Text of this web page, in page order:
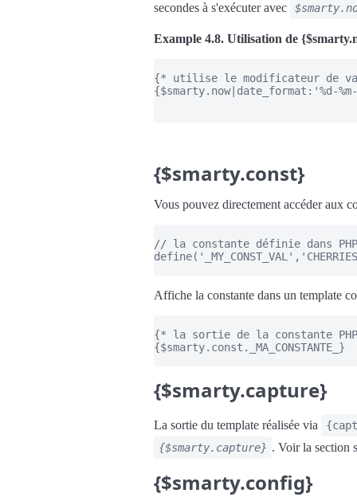
secondes à s'exécuter avec
Example 4.8. Utilisation de
{* utilise le modificateur de
{$smarty.now|date_format:'%d-%m-
{$smarty.const}
Vous pouvez directement accéder aux
// la constante définie dans PHP
Affiche la constante dans un template
{* la sortie de la constante
{$smarty.const._MA_CONSTANTE_}
{$smarty.capture}
La sortie du template réalisée via
{$smarty.capture} . Voir la section
{$smarty.config}